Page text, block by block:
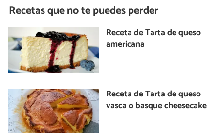
Recetas que no te puedes perder
Receta de Tarta de queso
americana
Receta de Tarta de queso
vasca o basque cheesecake